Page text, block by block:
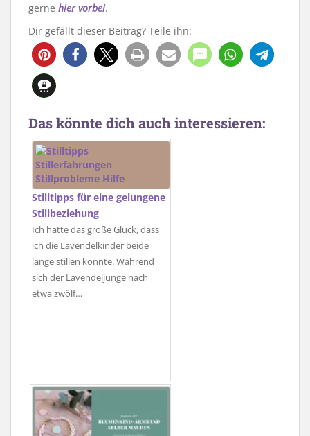
gerne hier vorbei.
Dir gefällt dieser Beitrag? Teile ihn:
187
Das könnte dich auch interessieren:
Stilltipps für eine gelungene
Stillbeziehung
Ich hatte das große Glück, dass
ich die Lavendelkinder beide
lange stillen konnte. Während
sich der Lavendeljunge nach
etwa zwölf…